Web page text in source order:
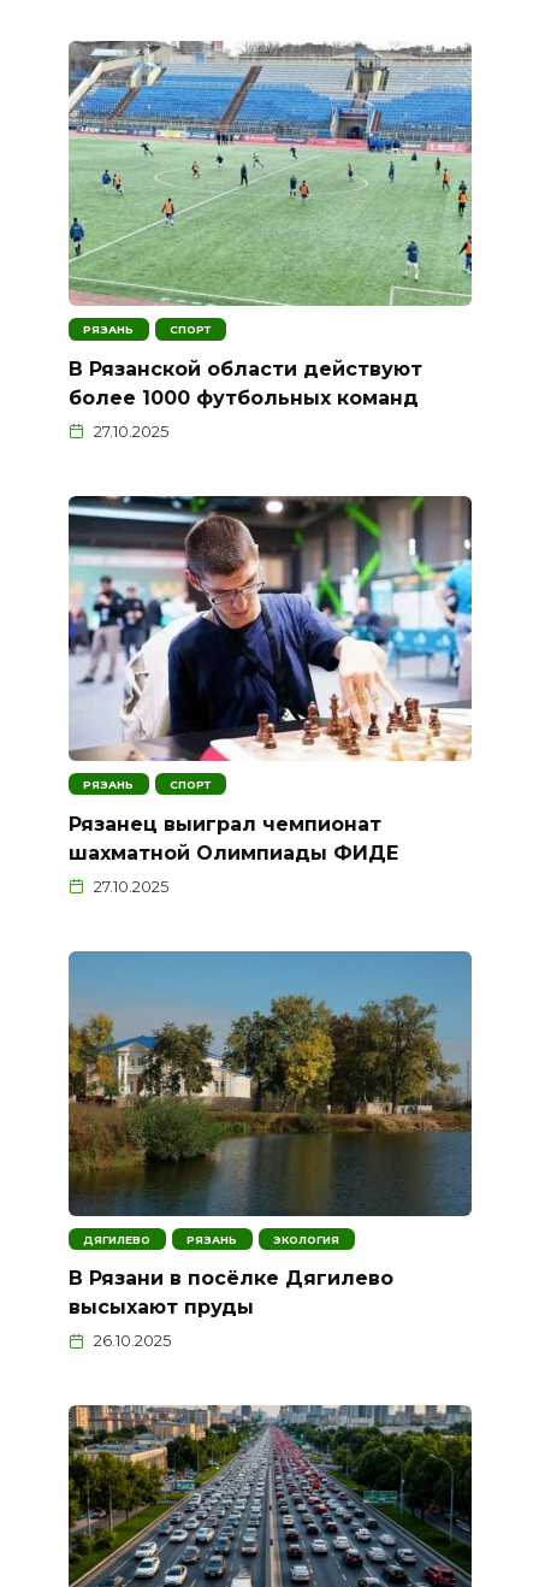
РЯЗАНЬ СПОРТ
В Рязанской области действуют
более 1000 футбольных команд
27.10.2025
РЯЗАНЬ СПОРТ
Рязанец выиграл чемпионат
шахматной Олимпиады ФИДЕ
27.10.2025
ДЯГИЛЕВО РЯЗАНЬ ЭКОЛОГИЯ
В Рязани в посёлке Дягилево
высыхают пруды
26.10.2025